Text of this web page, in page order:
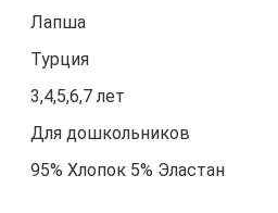
Лапша
Турция
3,4,5,6,7 лет
Для дошкольников
95% Хлопок 5% Эластан